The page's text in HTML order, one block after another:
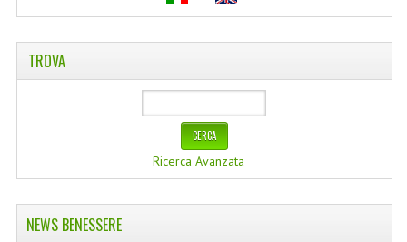
OLI ESSENZIALI
FITOTERAPIA NEWS
FIORI DI BACH
LINEA OK
MONDO MANCINO
TROVA
Ricerca Avanzata
NEWS BENESSERE